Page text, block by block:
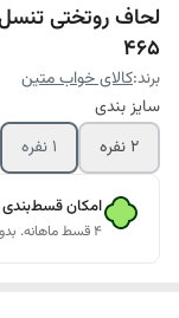
465
برند:کالای خواب متین
سایز بندی
2 نفره
1 نفره
امکان
۴ قسط ماهانه. بدون سود، چک و ضامن.